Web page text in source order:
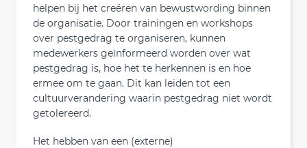
helpen bij het creëren van bewustwording binnen
de organisatie. Door trainingen en workshops
over pestgedrag te organiseren, kunnen
medewerkers geïnformeerd worden over wat
pestgedrag is, hoe het te herkennen is en hoe
ermee om te gaan. Dit kan leiden tot een
cultuurverandering waarin pestgedrag niet wordt
getolereerd.
Het hebben van een (externe)